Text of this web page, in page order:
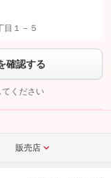
ら「許可する」ボタンを押
わせを
目１－５
確認する
ください
販売店